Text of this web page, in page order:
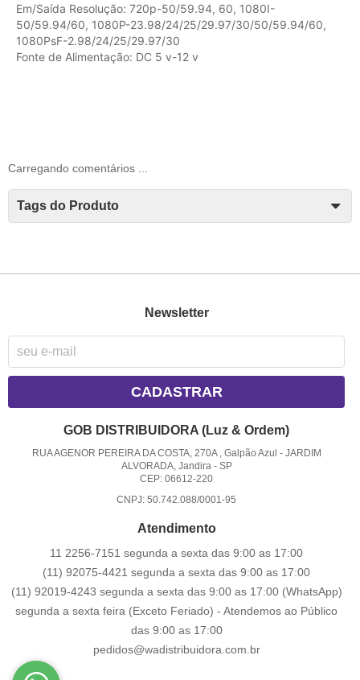
Em/Saída Resolução: 720p-50/59.94, 60, 1080I-
50/59.94/60, 1080P-23.98/24/25/29.97/30/50/59.94/60,
1080PsF-2.98/24/25/29.97/30
Fonte de Alimentação: DC 5 v-12 v
Carregando comentários ...
Tags do Produto
Newsletter
CADASTRAR
GOB DISTRIBUIDORA (Luz & Ordem)
RUA AGENOR PEREIRA DA COSTA, 270A , Galpão Azul - JARDIM
ALVORADA, Jandira- SP
CEP: 06612-220
CNPJ: 50.742.088/0001-95
Atendimento
11 2256-7151 segunda a sexta das 9:00 as 17:00
(11) 92075-4421 segunda a sexta das 9:00 as 17:00
(11) 92019-4243 segunda a sexta das 9:00 as 17:00 (WhatsApp)
segunda a sexta feira (Exceto Feriado) - Atendemos ao Público
das 9:00 as 17:00
pedidos@wadistribuidora.com.br